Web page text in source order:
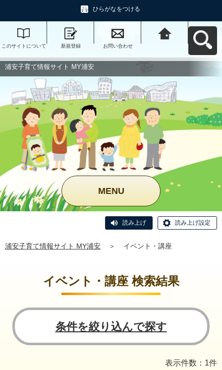
ひらがなをつける
このサイトについて 新規登録 お問い合わせ
浦安子育て情報サイト MY浦安
MENU
読み上げ 読み上げ設定
浦安子育て情報サイト MY浦安 ＞ イベント・講座
イベント・講座 検索結果
条件を絞り込んで探す
表示件数：1件